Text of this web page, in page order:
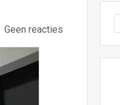
Geen reacties